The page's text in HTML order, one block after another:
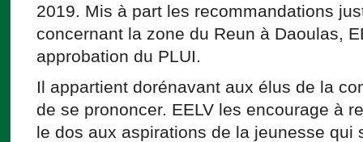
2019. Mis à part les recommandations
concernant la zone du Reun à Daoulas,
approbation du PLUI.
Il appartient dorénavant aux élus de la
de se prononcer. EELV les encourage à
le dos aux aspirations de la jeunesse qui